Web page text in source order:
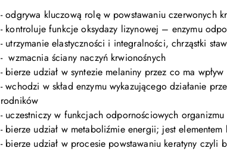
- odgrywa kluczową rolę w powstawaniu czerwonych
- kontroluje funkcje oksydazy lizynowej – enzymu
- utrzymanie elastyczności i integralności, chrząstki
- wzmacnia ściany naczyń krwionośnych
- bierze udział w syntezie melaniny przez co ma
- wchodzi w skład enzymu wykazującego działanie
rodników
- uczestniczy w funkcjach odpornościowych organizmu
- bierze udział w metaboliźmie energii; jest
- bierze udział w procesie powstawaniu keratyny czyli